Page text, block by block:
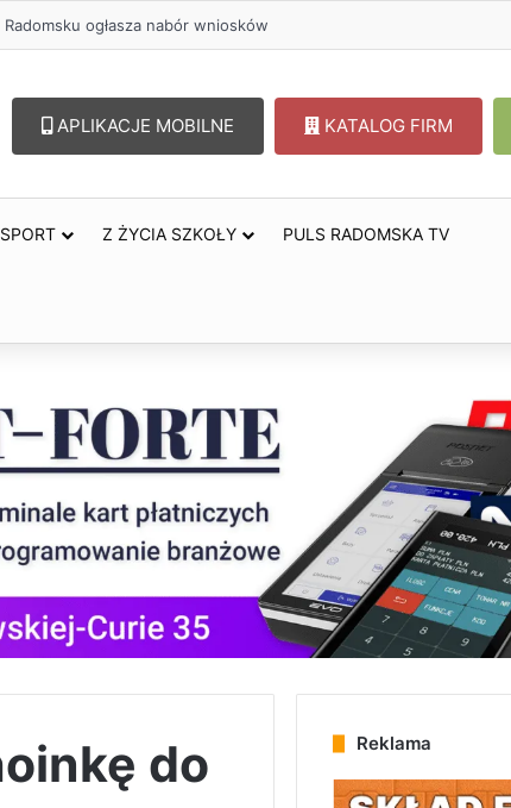
ogłasza nabór wniosków
APLIKACJE MOBILNE KATALOG FIRM
SPORT Z ŻYCIA SZKOŁY PULS RADOMSKA TV
do
Reklama